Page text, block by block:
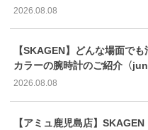
2026.08.08
【SKAGEN】どんな場面で
カラーの腕時計のご紹介〈
2026.08.08
【アミュ鹿児島店】